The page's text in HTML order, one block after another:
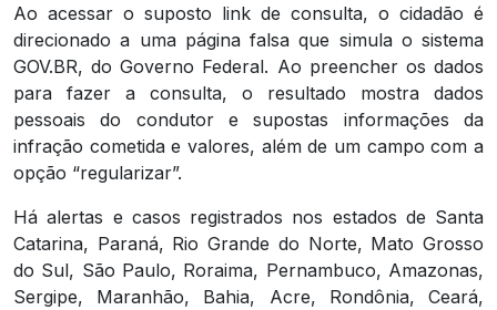
Ao acessar o suposto link de consulta, o cidadão é
direcionado a uma página falsa que simula o sistema
GOV.BR, do Governo Federal. Ao preencher os dados
para fazer a consulta, o resultado mostra dados
pessoais do condutor e supostas informações da
infração cometida e valores, além de um campo com a
opção “regularizar”.
Há alertas e casos registrados nos estados de Santa
Catarina, Paraná, Rio Grande do Norte, Mato Grosso
do Sul, São Paulo, Roraima, Pernambuco, Amazonas,
Sergipe, Maranhão, Bahia, Acre, Rondônia, Ceará,